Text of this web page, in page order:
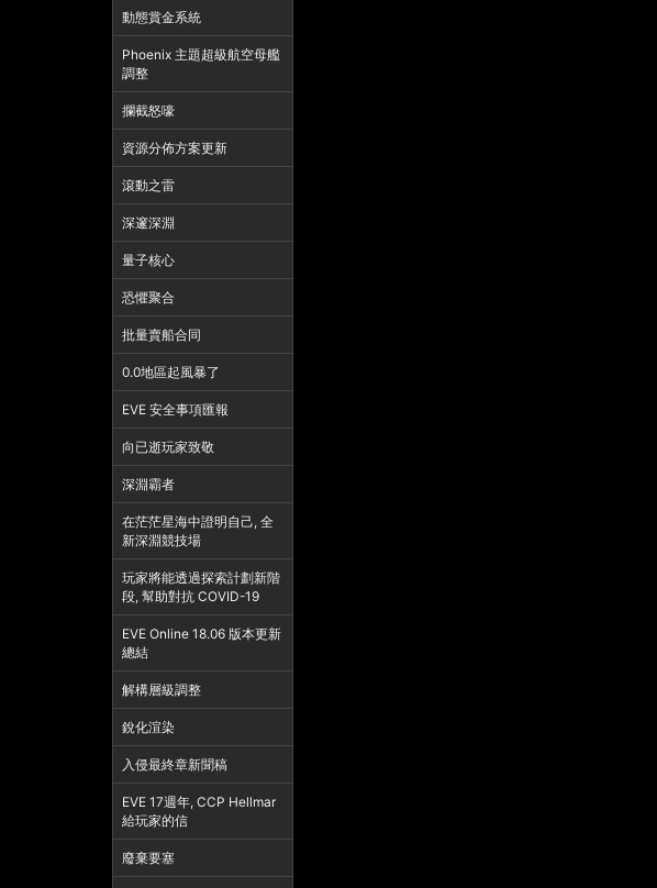
動態賞金系統
Phoenix 主題超級航空母艦
調整
攔截怒嚎
資源分佈方案更新
滾動之雷
深邃深淵
量子核心
恐懼聚合
批量賣船合同
0.0地區起風暴了
EVE 安全事項匯報
向已逝玩家致敬
深淵霸者
在茫茫星海中證明自己, 全
新深淵競技場
玩家將能透過探索計劃新階
段, 幫助對抗 COVID-19
EVE Online 18.06 版本更新
總結
解構層級調整
銳化渲染
入侵最終章新聞稿
EVE 17週年, CCP Hellmar
給玩家的信
廢棄要塞